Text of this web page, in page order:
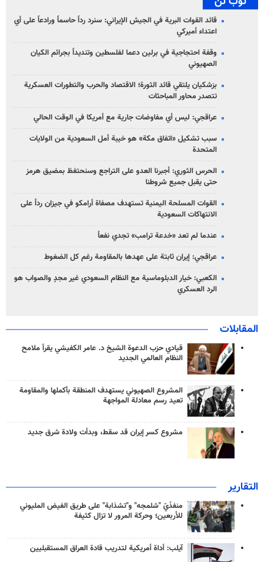
قائد القوات البرية في الجيش الإيراني: سنرد رداً حاسماً ورادعاً على أي
اعتداء أميركي
وقفة احتجاجية في برلين دعما لفلسطين وتنديداً بجرائم الكيان
الصهیوني
بزشكيان يلتقي قائد الثورة؛ الاقتصاد والحرب والتطورات العسكرية
تتصدر محاور المباحثات
عراقجي: ليس أي مفاوضات جارية مع أمريكا في الوقت الحالي
سبب تشكيل «اتفاق مكة» هو خيبة أمل السعودية من الولايات
المتحدة
الحرس الثوري: أجبرنا العدو على التراجع وسنحتفظ بمضيق هرمز
حتى يقبل جميع شروطنا
القوات المسلحة اليمنية تستهدف مصفاة أرامكو في جيزان رداً على
الانتهاكات السعودية
عندما لم تعد «خدعة ترامب» تجدي نفعاً
عراقجي: إيران ثابتة على عهدها بالمقاومة رغم كل الضغوط
الكعبي: خيار الدبلوماسية مع النظام السعودي غير مجدٍ والصواب هو
الرد العسكري
المقابلات
قيادي حزب الدعوة الشيخ د. عامر الكفيشي يقرأ ملامح
النظام العالمي الجديد
المشروع الصهيوني يستهدف المنطقة بأكملها والمقاومة
تعيد رسم معادلة المواجهة
مشروع كسر إيران قد سقط، وبدأت ولادة شرق جديد
التقارير
منفذَيّ "شلمجه" و"تشذابة" على طريق الفيض المليوني
للأربعين؛ وحركة المرور لا تزال كثيفة
آيلب: أداة أمريكية لتدريب قادة العراق المستقبليين